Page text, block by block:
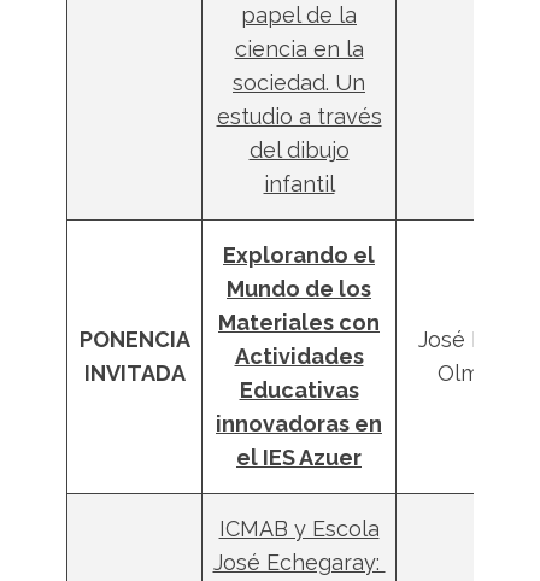
papel de la
ciencia en la
sociedad. Un
estudio a través
del dibujo
infantil
PONENCIA
INVITADA
Explorando el
Mundo de los
Materiales con
Actividades
Educativas
innovadoras en
el IES Azuer
José Luis
Olmo
ICMAB y Escola
José Echegaray: